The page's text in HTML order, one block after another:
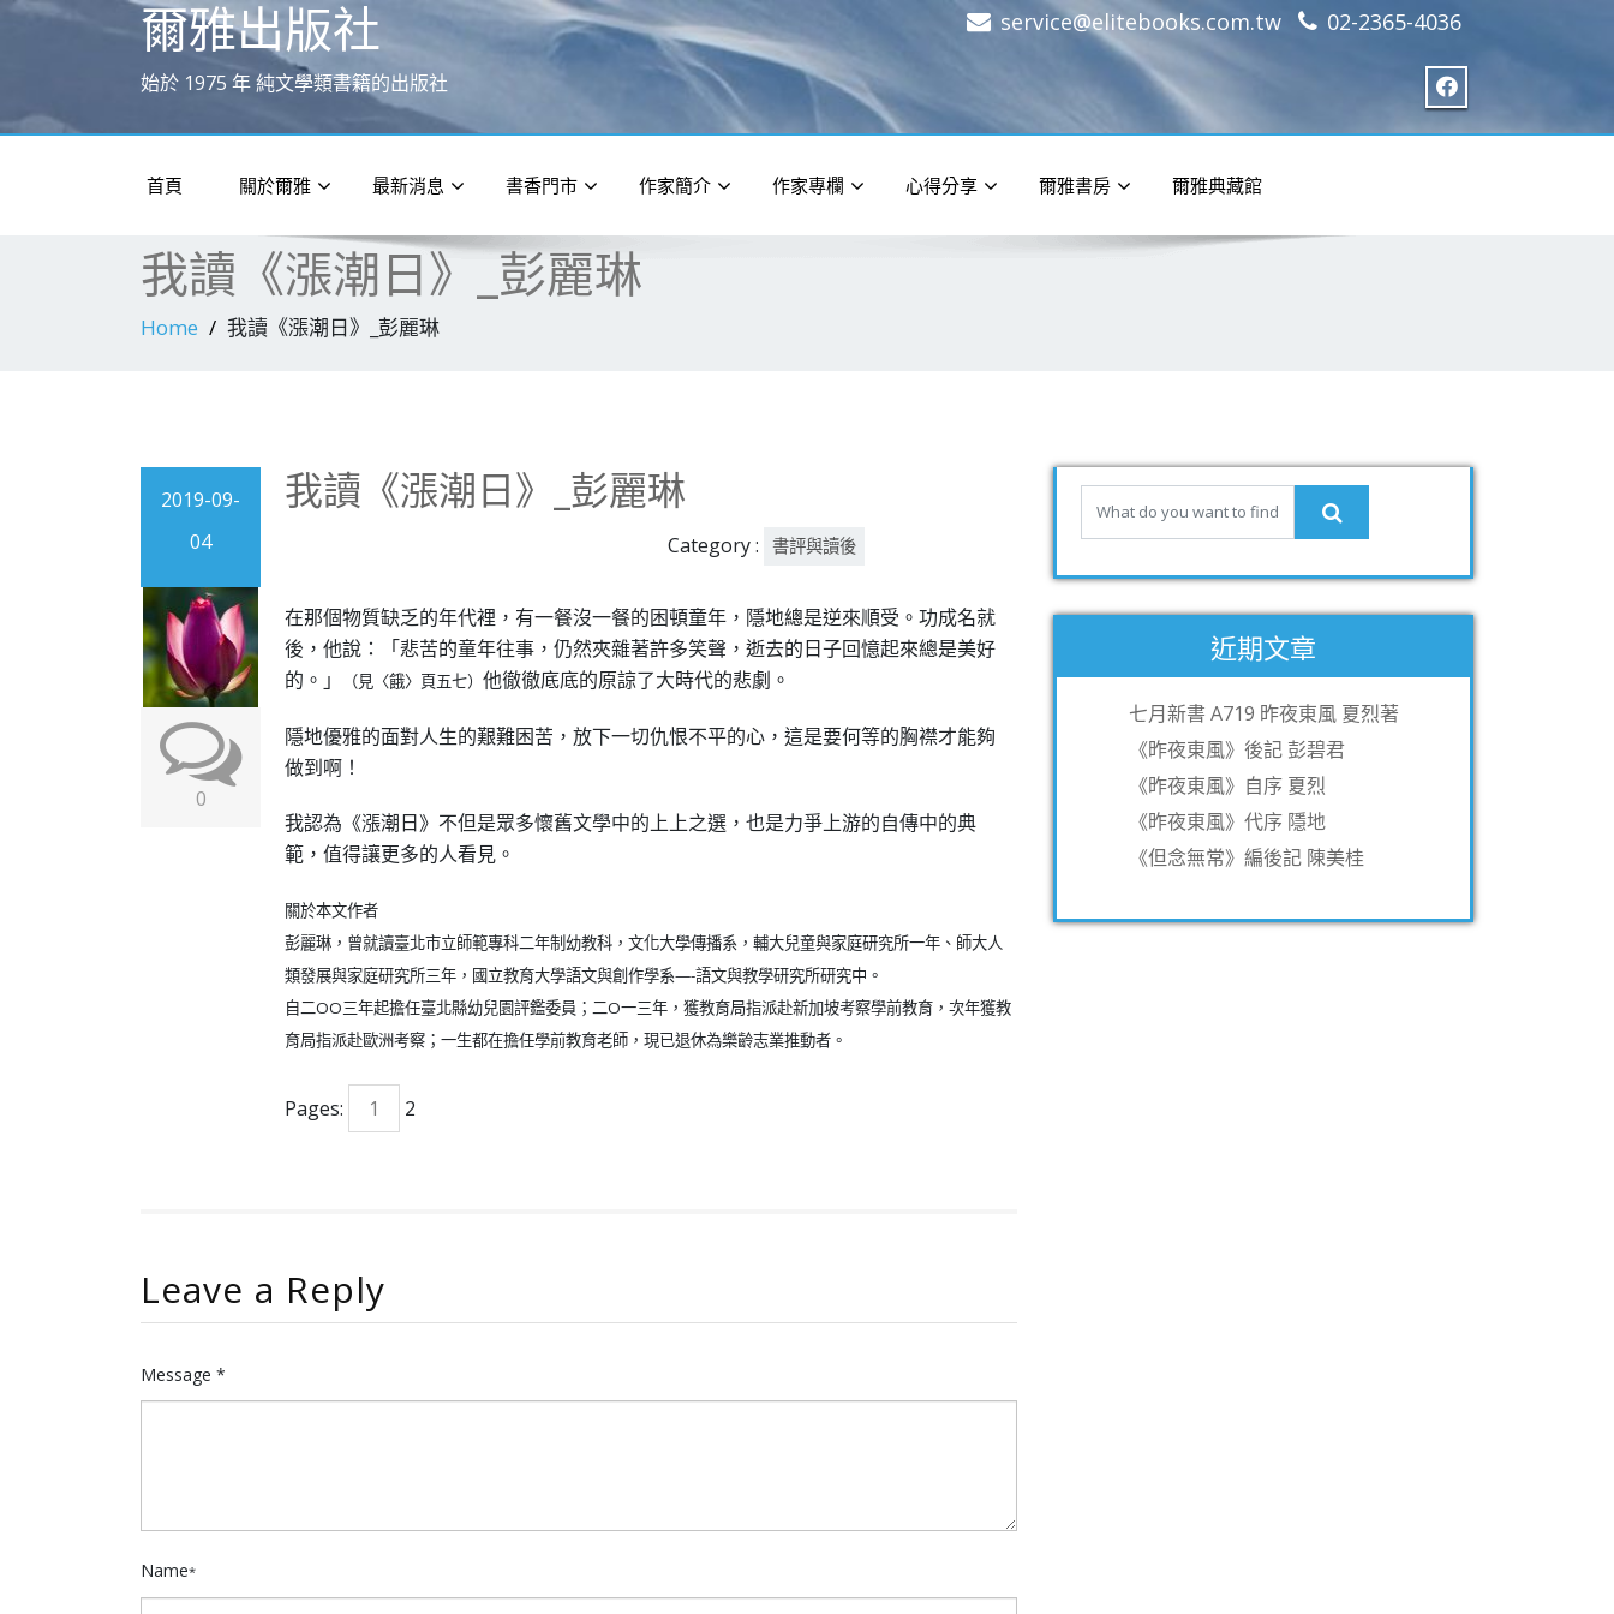
爾雅出版社
始於 1975 年 純文學類書籍的出版社
service@elitebooks.com.tw 02-2365-4036
首頁 關於爾雅 最新消息 書香門市 作家簡介 作家專欄 心得分享 爾雅書房 爾雅典藏館
我讀《漲潮日》_彭麗琳
Home 我讀《漲潮日》_彭麗琳
2019-09-
04
0
我讀《漲潮日》_彭麗琳
Category : 書評與讀後
在那個物質缺乏的年代裡，有一餐沒一餐的困頓童年，隱地總是逆來順受。功成名就
後，他說：「悲苦的童年往事，仍然夾雜著許多笑聲，逝去的日子回憶起來總是美好
的。」
（見〈餓〉頁五七） 他徹徹底底的原諒了大時代的悲劇。
隱地優雅的面對人生的艱難困苦，放下一切仇恨不平的心，這是要何等的胸襟才能夠
做到啊！
我認為《漲潮日》不但是眾多懷舊文學中的上上之選，也是力爭上游的自傳中的典
範，值得讓更多的人看見。
關於本文作者
彭麗琳，曾就讀臺北市立師範專科二年制幼教科，文化大學傳播系，輔大兒童與家庭研究所一年、師大人
類發展與家庭研究所三年，國立教育大學語文與創作學系—-語文與教學研究所研究中。
自二OO三年起擔任臺北縣幼兒園評鑑委員；二O一三年，獲教育局指派赴新加坡考察學前教育，次年獲教
育局指派赴歐洲考察；一生都在擔任學前教育老師，現已退休為樂齡志業推動者。
Pages: 1 2
Leave a Reply
Message *
Name*
近期文章
七月新書 A719 昨夜東風 夏烈著
《昨夜東風》後記 彭碧君
《昨夜東風》自序 夏烈
《昨夜東風》代序 隱地
《但念無常》編後記 陳美桂